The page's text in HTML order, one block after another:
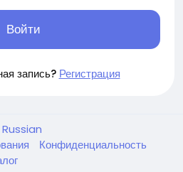
Войти
запись? Регистрация
Russian
Конфиденциальность